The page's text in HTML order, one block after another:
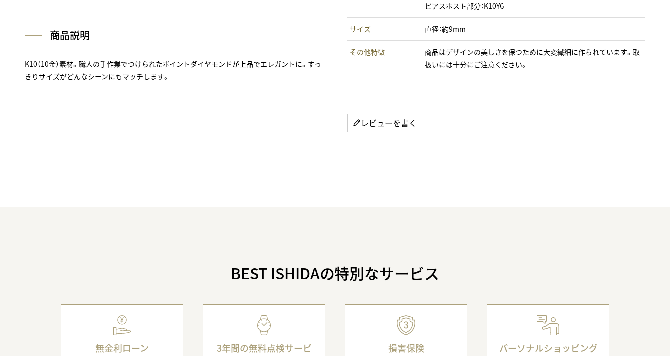
商品説明
K10（10金）素材。職人の手作業でつけられたポイントダイヤモンドが上品でエレガントに。すっ
きりサイズがどんなシーンにもマッチします。
ピアスポスト部分：K10YG
サイズ 直径：約9mm
その他特徴
商品はデザインの美しさを保つために大変繊細に作られています。取
扱いには十分にご注意ください。
レビューを書く
BEST ISHIDAの特別なサービス
無金利ローン
3年間の無料点検サービ
損害保険 パーソナルショッピング